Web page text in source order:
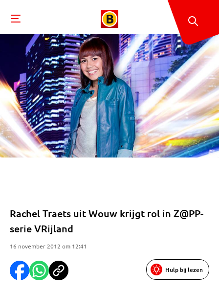
Rachel Traets uit Wouw krijgt rol in Z@PP-
serie VRijland
16 november 2012 om 12:41
Hulp bij lezen